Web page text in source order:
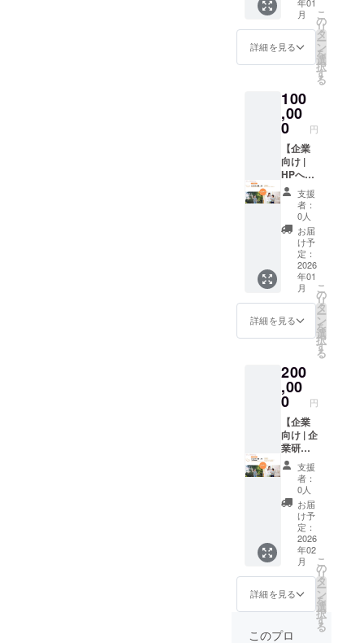
ます ・
招待人
リター
ン1つ
で、1名
ご家族
みなさ
んでも
参加可
能です
（作品
展のご
案内時
にご参
加人数
の予約
フォー
ムを送
付させ
ていた
だきま
備考＞
・掲載
もしく
はニッ
クネー
ムを備
考欄に
記載し
てくだ
さい
すの
で、確
定しま
した
にてお
知らせ
いただ
います
・開催
場所：
当施設
の案内
も兼ね
て、12
月に
OPEN
予定の
当施設
で開催
（青森
県青森
市近
イベン
ト内
容：
└「当施
設の想
いや説
明」
「年間
で実施
してい
くイベ
ントや
取り組
みのご
紹介」
「スポ
ンサー
紹介」
「当施
りとり
させて
いただ
きます
50px×1
00px（
タテ×ヨ
コ） ・
サイズ
につい
てはHP
作成上
の都合
で多少
変化す
る場合
がござ
います
支援い
ただい
た皆様
に、ス
ポン
サーと
へロゴ
を掲載
させて
いただ
きま
す。 ＜
備考＞
・掲載
希望の
企業名
を記載
してく
ださい
・掲載
するロ
ゴデー
タ等は
メール
にてや
りとり
いただ
きます
・掲載
サイ
ズ：
100px×
200px
（タテ×
ヨコ）
・サイ
ズにつ
いては
HP作成
上の都
合で多
少変化
する場
合がご
ざいま
す
月
詳細を見る
こ
の
リ
タ
ー
ン
を
選
択
す
る
100
,00
0 円
【企業
向け |
HPへス
ポン
サーと
してロ
ゴ
（大）
を掲
載】 ご
支援い
ただい
た皆様
に、ス
ポン
サーと
へロゴ
を掲載
させて
いただ
きま
す。 ＜
備考＞
・掲載
するロ
ゴデー
タ等は
メール
にてや
りとり
させて
いただ
きます
・掲載
サイ
ズ：
150px×
支援
者：
0人
お届
け予
定：
2026
年01
月
詳細を見る
こ
の
リ
タ
ー
ン
を
選
択
す
る
200
,00
0 円
【企業
向け | 企
業研修
付き・
HPへス
ポン
サーと
してロ
（大）
掲載】
ご支援
いただ
いた皆
様に、
スポン
サーと
支援
者：
0人
お届
け予
定：
2026
年02
月
詳細を見る
こ
の
リ
タ
ー
ン
を
選
択
す
る
このプロ